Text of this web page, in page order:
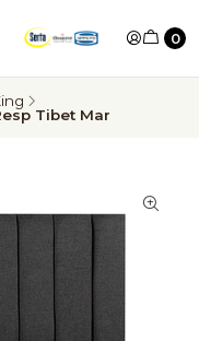
0
Tibet Mar